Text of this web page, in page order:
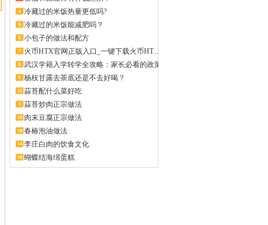
冷藏过的米饭热量更低吗?
冷藏过的米饭能减肥吗？
小包子的做法和配方
火币HTX官网正版入口_一键下载火币HT...
武汉学籍入学转学全攻略：家长必看的政策
解...
杨枝甘露去茶底还是不去好喝？
蒜苔配什么菜好吃
蒜苔炒肉正宗做法
肉末豆腐正宗做法
春椿泡油做法
李庄白肉的饮食文化
蝴蝶结海绵蛋糕